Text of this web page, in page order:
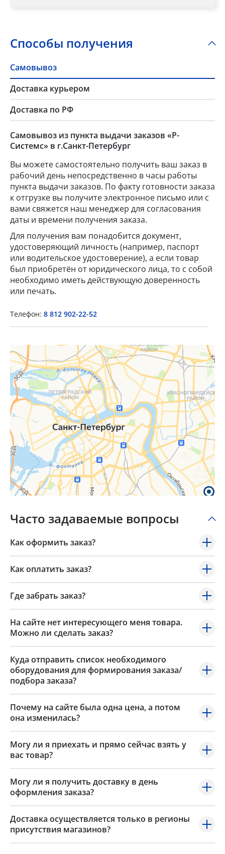
Способы получения
Самовывоз
Доставка курьером
Доставка по РФ
Самовывоз из пункта выдачи заказов «Р-
Системс» в г.Санкт-Петербург
Вы можете самостоятельно получить ваш заказ в
рабочий день непосредственно в часы работы
пункта выдачи заказов. По факту готовности заказа
к отгрузке вы получите электронное письмо или с
вами свяжется наш менеджер для согласования
даты и времени получения заказа.
Для получения вам понадобится документ,
удостоверяющий личность (например, паспорт
или водительское удостоверение), а если товар
был приобретён от юридического лица, то с собой
необходимо иметь действующую доверенность
или печать.
Телефон: 8 812 902-22-52
Часто задаваемые вопросы
Как оформить заказ?
Как оплатить заказ?
Где забрать заказ?
На сайте нет интересующего меня товара.
Можно ли сделать заказ?
Куда отправить список необходимого
оборудования для формирования заказа/
подбора заказа?
Почему на сайте была одна цена, а потом
она изменилась?
Могу ли я приехать и прямо сейчас взять у
вас товар?
Могу ли я получить доставку в день
оформления заказа?
Доставка осуществляется только в регионы
присутствия магазинов?
×
Popup Content